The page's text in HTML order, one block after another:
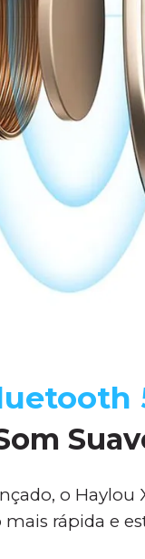
o
rápida e